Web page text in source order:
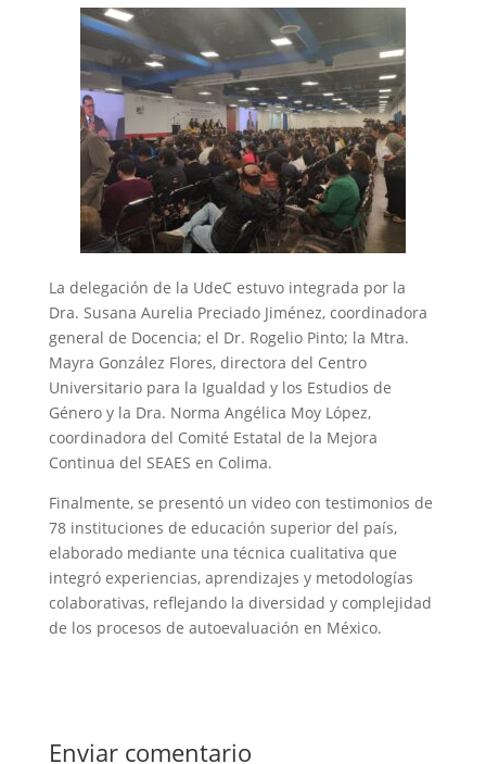
La delegación de la UdeC estuvo integrada por la
Dra. Susana Aurelia Preciado Jiménez, coordinadora
general de Docencia; el Dr. Rogelio Pinto; la Mtra.
Mayra González Flores, directora del Centro
Universitario para la Igualdad y los Estudios de
Género y la Dra. Norma Angélica Moy López,
coordinadora del Comité Estatal de la Mejora
Continua del SEAES en Colima.
Finalmente, se presentó un video con testimonios de
78 instituciones de educación superior del país,
elaborado mediante una técnica cualitativa que
integró experiencias, aprendizajes y metodologías
colaborativas, reflejando la diversidad y complejidad
de los procesos de autoevaluación en México.
Enviar comentario